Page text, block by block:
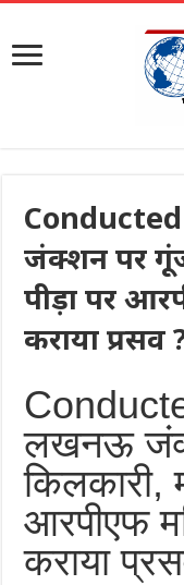
जंक्शन पर
पीड़ा पर
कराया प्रसव
लखनऊ
किलकारी,
आरपीएफ
कराया